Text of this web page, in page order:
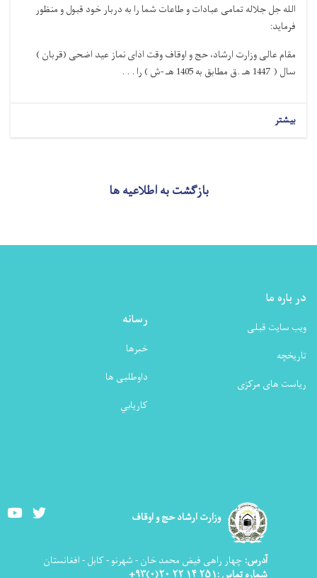
الله جل جلاله تمامی عبادات و طاعات شما را به دربار خود قبول و منظور
فرماید:
مقام عالی وزارت ارشاد، حج و اوقاف وقت ادای نماز عید اضحی (قربان )
سال ( 1447 هـ .ق مطابق به 1405 هـ -ش ) را . . .
بیشتر
بازگشت به اطلاعیه ها
در باره ما
ویب سایت قبلی
تاریخچه
ریاست های مرکزی
رسانه
خبرها
داوطلبی ها
كاريابي
وزارت ارشاد حج و اوقاف Youtube
آدرس: چهار راهی فیض محمد خان - شهرنو - کابل - افغانستان